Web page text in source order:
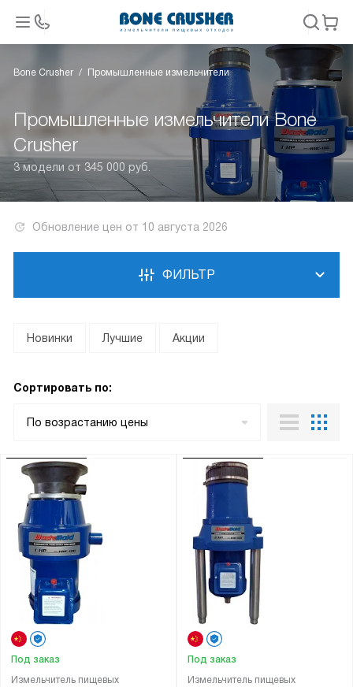
Bone Crusher Промышленные измельчители
Промышленные измельчители Bone
Crusher
3 модели от 345 000 руб.
Обновление цен от 10 августа 2026
ФИЛЬТР
Новинки Лучшие Акции
Сортировать по:
По возрастанию цены
Измельчитель пищевых
Под заказ
Измельчитель пищевых
Под заказ